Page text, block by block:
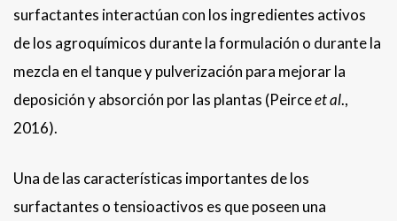
surfactantes interactúan con los ingredientes activos
de los agroquímicos durante la formulación o durante la
mezcla en el tanque y pulverización para mejorar la
deposición y absorción por las plantas (Peirceet al.,
2016).
Una de las características importantes de los
surfactantes o tensioactivos es que poseen una